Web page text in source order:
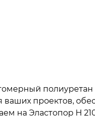
проектов,
на Эластопор Н